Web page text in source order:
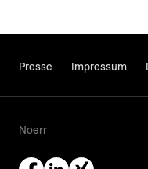
Presse Impressum
Noerr